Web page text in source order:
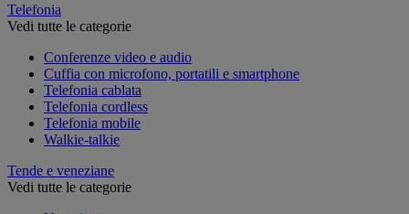
Telefonia
Vedi tutte le categorie
Conferenze video e audio
Cuffia con microfono, portatili e smartphone
Telefonia cablata
Telefonia cordless
Telefonia mobile
Walkie-talkie
Tende e veneziane
Vedi tutte le categorie